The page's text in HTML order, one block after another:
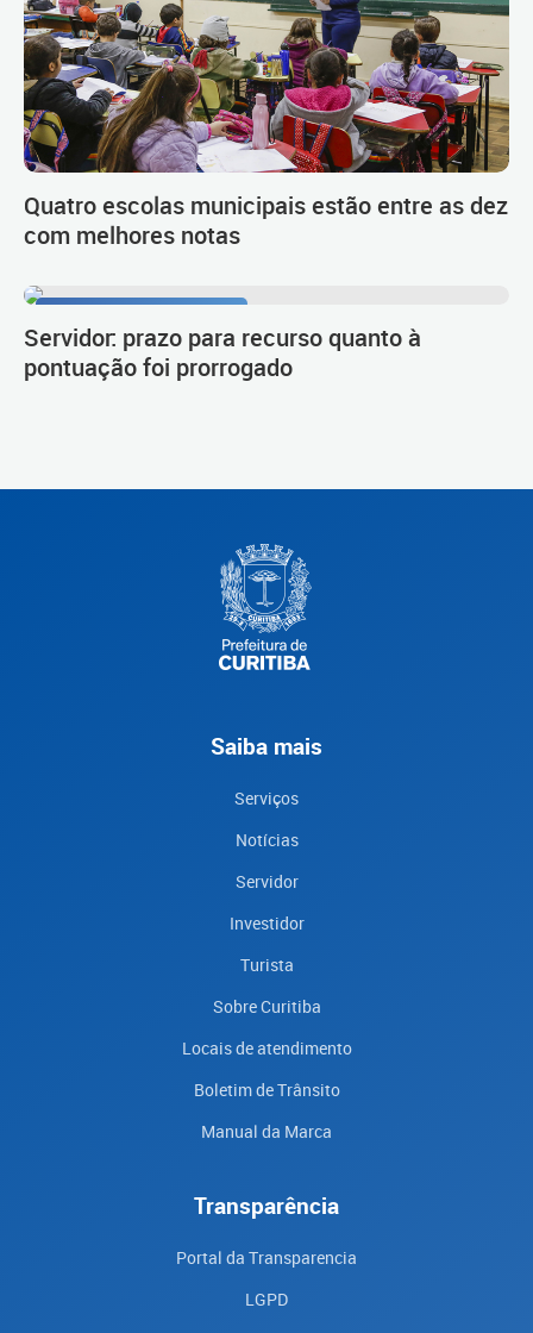
Quatro escolas municipais estão entre as dez
com melhores notas
Servidor: prazo para recurso quanto à
pontuação foi prorrogado
Saiba mais
Serviços
Notícias
Servidor
Investidor
Turista
Sobre Curitiba
Locais de atendimento
Boletim de Trânsito
Manual da Marca
Transparência
Portal da Transparencia
LGPD